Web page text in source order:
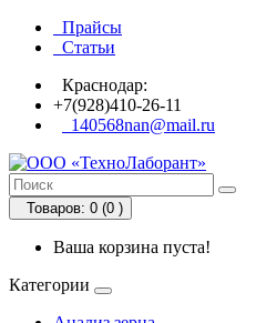
Прайсы
Статьи
Краснодар:
+7(928)410-26-11
140568nan@mail.ru
Товаров: 0 (0 )
Ваша корзина пуста!
Категории